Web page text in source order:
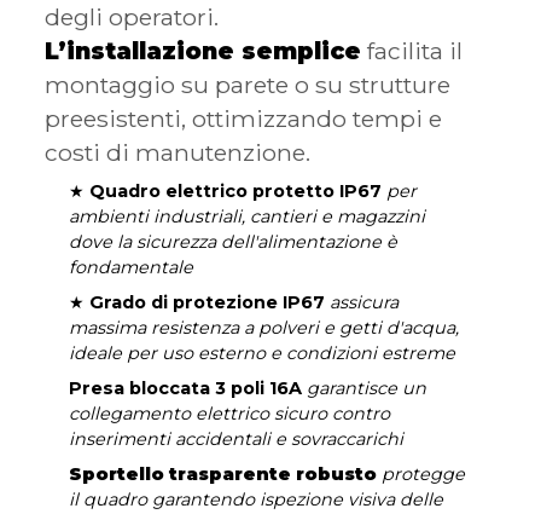
degli operatori.
L’installazione semplice facilita il
montaggio su parete o su strutture
preesistenti, ottimizzando tempi e
costi di manutenzione.
★ Quadro elettrico protetto IP67 per
ambienti industriali, cantieri e magazzini
dove la sicurezza dell'alimentazione è
fondamentale
★ Grado di protezione IP67 assicura
massima resistenza a polveri e getti d'acqua,
ideale per uso esterno e condizioni estreme
Presa bloccata 3 poli 16A garantisce un
collegamento elettrico sicuro contro
inserimenti accidentali e sovraccarichi
Sportello trasparente robusto protegge
il quadro garantendo ispezione visiva delle